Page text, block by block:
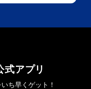
式アプリ
ち早くゲット！